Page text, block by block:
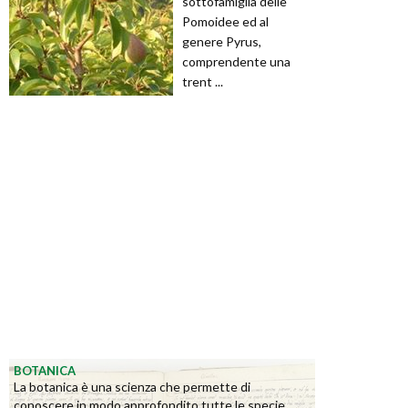
Pomoidee ed al
genere Pyrus,
comprendente una
trent ...
BOTANICA
La botanica è una scienza che permette di
conoscere in modo approfondito tutte le specie